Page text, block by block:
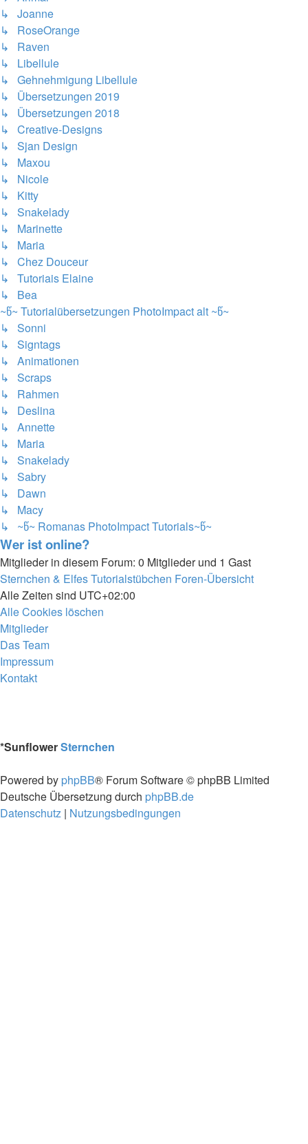
↳ Joanne
↳ RoseOrange
↳ Raven
↳ Libellule
↳ Gehnehmigung Libellule
↳ Übersetzungen 2019
↳ Übersetzungen 2018
↳ Creative-Designs
↳ Sjan Design
↳ Maxou
↳ Nicole
↳ Kitty
↳ Snakelady
↳ Marinette
↳ Maria
↳ Chez Douceur
↳ Tutoriais Elaine
↳ Bea
~წ~ Tutorialübersetzungen PhotoImpact alt ~წ~
↳ Sonni
↳ Signtags
↳ Animationen
↳ Scraps
↳ Rahmen
↳ Deslina
↳ Annette
↳ Maria
↳ Snakelady
↳ Sabry
↳ Dawn
↳ Macy
↳ ~წ~ Romanas PhotoImpact Tutorials~წ~
Wer ist online?
Mitglieder in diesem Forum: 0 Mitglieder und 1 Gast
Sternchen & Elfes Tutorialstübchen Foren-Übersicht
Alle Zeiten sind UTC+02:00
Alle Cookies löschen
Mitglieder
Das Team
Impressum
Kontakt
*SunflowerSternchen
Powered by phpBB® Forum Software © phpBB Limited
Deutsche Übersetzung durch phpBB.de
Datenschutz | Nutzungsbedingungen